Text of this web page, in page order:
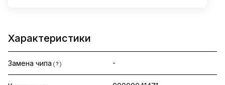
Характеристики
Замена чипа ? -